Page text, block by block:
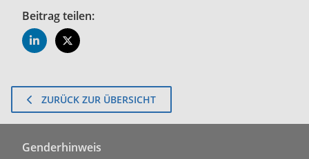
Beitrag teilen:
ZURÜCK ZUR ÜBERSICHT
Genderhinweis